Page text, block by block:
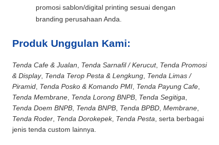
promosi sablon/digital printing sesuai dengan
branding perusahaan Anda.
Produk Unggulan Kami:
Tenda Cafe & Jualan Tenda Sarnafil / Kerucut, Tenda Promosi
& Display, Tenda Terop Pesta & Lengkung Tenda Limas /
Piramid Tenda Posko & Komando PMI Tenda Payung Cafe
Tenda Membrane Tenda Lorong BNPB Tenda Segitiga
Tenda Doem BNPB Tenda BNPB Tenda BPBD Membrane
Tenda Roder Tenda Dorokepek, Tenda Pesta , serta berbagai
jenis tenda custom lainnya.